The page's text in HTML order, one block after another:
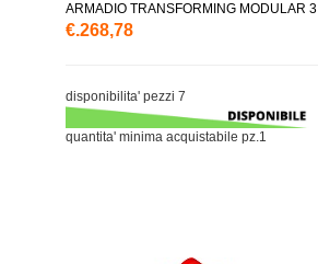
ARMADIO TRANSFORMING MODULAR 3
€.268,78
disponibilita' pezzi 7
quantita' minima acquistabile pz.1